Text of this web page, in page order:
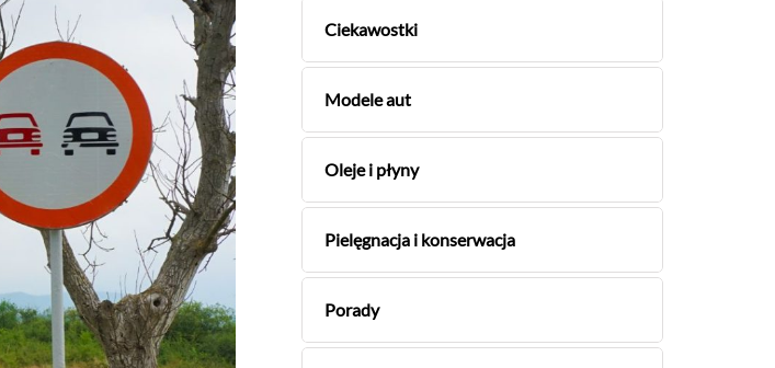
Ciekawostki
Modele aut
Oleje i płyny
Pielęgnacja i konserwacja
Porady